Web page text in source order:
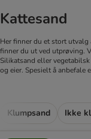
Kattesand
Her finner du et stort utvalg
finner du ut ved utprøving.
Silikatsand eller
og eier. Spesielt å anbefale
Klumpsand Ikke